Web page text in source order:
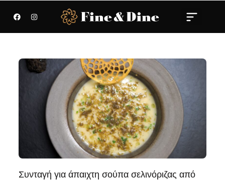
Συνταγή για άπαιχτη σούπα σελινόριζας από